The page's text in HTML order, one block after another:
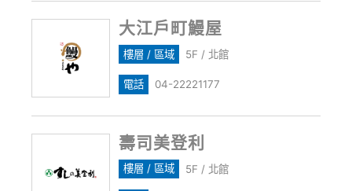
大江戶町鰻屋
樓層 / 區域 5F / 北館
電話 04-22221177
壽司美登利
樓層 / 區域 5F / 北館